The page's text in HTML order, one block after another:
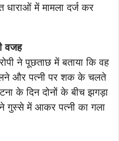
में मामला दर्ज कर
वजह
ने पूछताछ में बताया कि वह
और पत्नी पर शक के चलते
के दिन दोनों के बीच झगड़ा
गुस्से में आकर पत्नी का गला